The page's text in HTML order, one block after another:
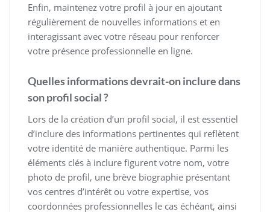
Enfin, maintenez votre profil à jour en ajoutant
régulièrement de nouvelles informations et en
interagissant avec votre réseau pour renforcer
votre présence professionnelle en ligne.
Quelles informations devrait-on inclure dans
son profil social ?
Lors de la création d’un profil social, il est essentiel
d’inclure des informations pertinentes qui reflètent
votre identité de manière authentique. Parmi les
éléments clés à inclure figurent votre nom, votre
photo de profil, une brève biographie présentant
vos centres d’intérêt ou votre expertise, vos
coordonnées professionnelles le cas échéant, ainsi